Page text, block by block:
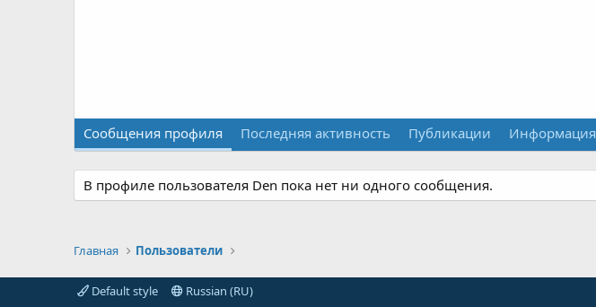
Сообщения профиля Последняя активность Публикации Информация
В профиле пользователя Den пока нет ни одного сообщения.
Главная Пользователи
Default style Russian (RU)